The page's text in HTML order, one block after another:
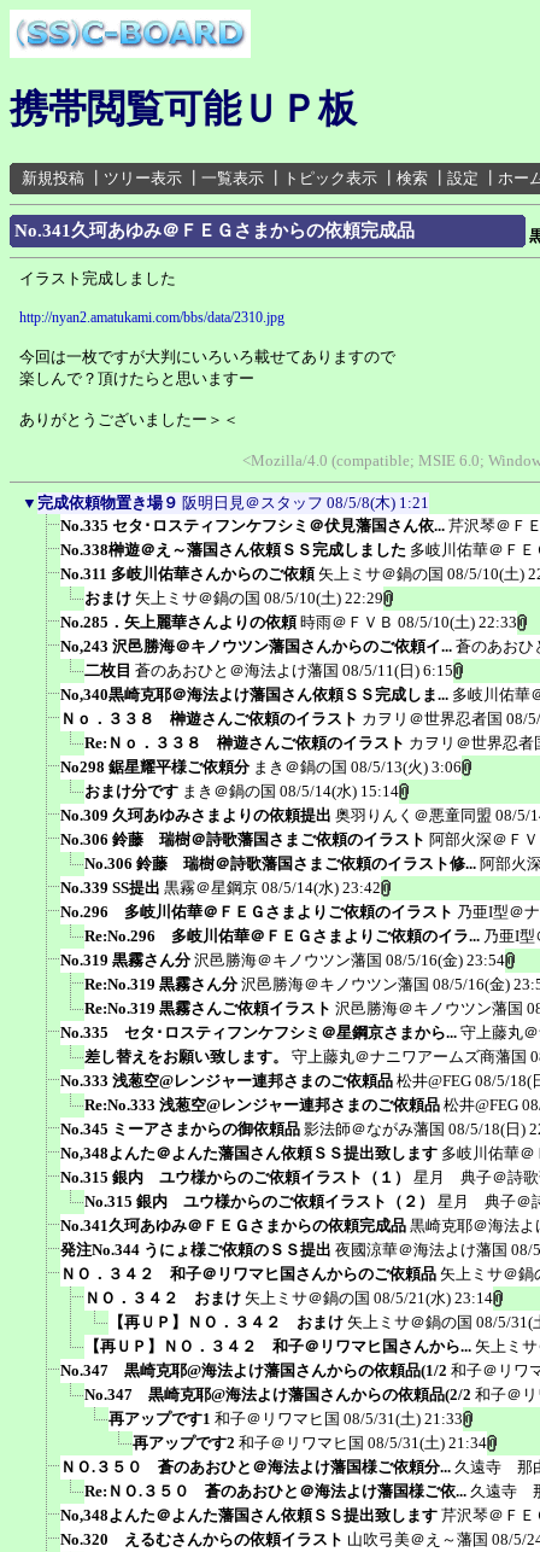
携帯閲覧可能ＵＰ板
新規投稿 ツリー表示 一覧表示 トピック表示 検索 設定 ホー
No.341久珂あゆみ＠ＦＥＧさまからの依頼完成品
イラスト完成しました
http://nyan2.amatukami.com/bbs/data/2310.jpg
今回は一枚ですが大判にいろいろ載せてありますので
楽しんで？頂けたらと思いますー
ありがとうございましたー＞＜
<Mozilla/4.0 (compatible; MSIE 6.0;
▼ 完成依頼物置き場９ 阪明日見＠スタッフ 08/5/8(木) 1:21
No.335 セタ･ロスティフンケフシミ＠伏見藩国さん依... 芹沢琴＠Ｆ
No.338榊遊＠え～藩国さん依頼ＳＳ完成しました 多岐川佑華＠ＦＥ
No.311 多岐川佑華さんからのご依頼 矢上ミサ＠鍋の国 08/5/10(土)
おまけ 矢上ミサ＠鍋の国 08/5/10(土) 22:29
No.285．矢上麗華さんよりの依頼 時雨＠ＦＶＢ 08/5/10(土) 22:33
No,243 沢邑勝海＠キノウツン藩国さんからのご依頼イ... 蒼のあおひ
二枚目 蒼のあおひと＠海法よけ藩国 08/5/11(日) 6:15
No,340黒崎克耶＠海法よけ藩国さん依頼ＳＳ完成しま... 多岐川佑華
Ｎｏ．３３８ 榊遊さんご依頼のイラスト カヲリ＠世界忍者国 08/
Re:Ｎｏ．３３８ 榊遊さんご依頼のイラスト カヲリ＠世界忍者
No298 鋸星耀平様ご依頼分 まき＠鍋の国 08/5/13(火) 3:06
おまけ分です まき＠鍋の国 08/5/14(水) 15:14
No.309 久珂あゆみさまよりの依頼提出 奥羽りんく＠悪童同盟 08/5/
No.306 鈴藤 瑞樹＠詩歌藩国さまご依頼のイラスト 阿部火深＠Ｆ
No.306 鈴藤 瑞樹＠詩歌藩国さまご依頼のイラスト修... 阿部火
No.339 SS提出 黒霧＠星鋼京 08/5/14(水) 23:42
No.296 多岐川佑華＠ＦＥＧさまよりご依頼のイラスト 乃亜I型＠
Re:No.296 多岐川佑華＠ＦＥＧさまよりご依頼のイラ... 乃亜I
No.319 黒霧さん分 沢邑勝海＠キノウツン藩国 08/5/16(金) 23:54
Re:No.319 黒霧さん分 沢邑勝海＠キノウツン藩国 08/5/16(金)
Re:No.319 黒霧さんご依頼イラスト 沢邑勝海＠キノウツン藩国
No.335 セタ･ロスティフンケフシミ＠星鋼京さまから... 守上藤丸
差し替えをお願い致します。
守上藤丸＠ナニワアームズ商藩国
No.333 浅葱空@レンジャー連邦さまのご依頼品 松井@FEG 08/5/18(
Re:No.333 浅葱空@レンジャー連邦さまのご依頼品 松井@FEG
No.345 ミーアさまからの御依頼品 影法師＠ながみ藩国 08/5/18(日)
No,348よんた＠よんた藩国さん依頼ＳＳ提出致します 多岐川佑華＠
No.315 銀内 ユウ様からのご依頼イラスト（１）
星月 典子＠詩歌
No.315 銀内 ユウ様からのご依頼イラスト（２）
星月 典子＠
No.341久珂あゆみ＠ＦＥＧさまからの依頼完成品 黒崎克耶＠海法よ
発注No.344 うにょ様ご依頼のＳＳ提出 夜國涼華＠海法よけ藩国 08/
ＮＯ．３４２ 和子＠リワマヒ国さんからのご依頼品 矢上ミサ＠鍋
ＮＯ．３４２ おまけ 矢上ミサ＠鍋の国 08/5/21(水) 23:14
【再ＵＰ】ＮＯ．３４２ おまけ 矢上ミサ＠鍋の国 08/5/31(
【再ＵＰ】ＮＯ．３４２ 和子＠リワマヒ国さんから... 矢上ミ
No.347 黒崎克耶@海法よけ藩国さんからの依頼品(1/2 和子＠リワ
No.347 黒崎克耶@海法よけ藩国さんからの依頼品(2/2 和子＠
再アップです1 和子＠リワマヒ国 08/5/31(土) 21:33
再アップです2 和子＠リワマヒ国 08/5/31(土) 21:34
ＮＯ.３５０ 蒼のあおひと＠海法よけ藩国様ご依頼分... 久遠寺 那
Re:ＮＯ.３５０ 蒼のあおひと＠海法よけ藩国様ご依... 久遠寺
No,348よんた＠よんた藩国さん依頼ＳＳ提出致します 芹沢琴＠ＦＥ
No.320 えるむさんからの依頼イラスト 山吹弓美＠え～藩国 08/5/